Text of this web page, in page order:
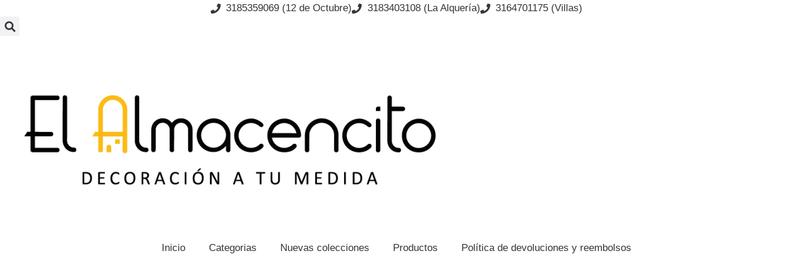
al
3185359069 (12 de Octubre) 3183403108 (La Alquería) 3164701175 (Villas)
Inicio Categorias Nuevas colecciones Productos Política de devoluciones y reembolsos